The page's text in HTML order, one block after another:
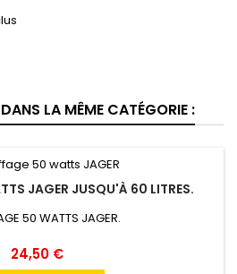
LA MÊME CATÉGORIE :
JAGER JUSQU'À 60 LITRES.
50 WATTS JAGER.
Prix
24,50 €